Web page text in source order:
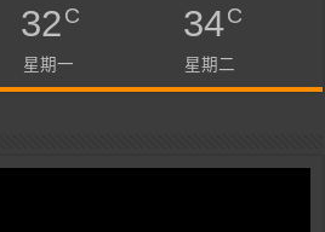
32C
星期一
34C
星期二